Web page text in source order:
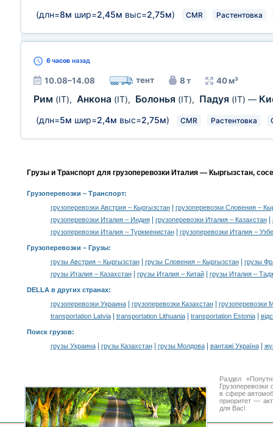
(длн=8м шир=2,45м выс=2,75м) CMR Растентовка
6 часов назад
10.08–14.08 тент 8 т 40 м³
Рим (IT), Анкона (IT), Болонья (IT), Падуя (IT) —
(длн=5м шир=2,4м выс=2,75м) CMR Растентовка
Грузы и Транспорт для грузоперевозки Италия — Кыргызстан,
Грузоперевозки – Транспорт:
грузоперевозки Австрия – Кыргызстан|
грузоперевозки Словения –
грузоперевозки Италия – Индия| грузоперевозки Италия – Казахстан|
грузоперевозки Италия – Туркменистан| грузоперевозки Италия –
Грузоперевозки – Грузы:
грузы Австрия – Кыргызстан| грузы Словения – Кыргызстан|
грузы
грузы Италия – Казахстан| грузы Италия – Китай| грузы Италия –
DELLA в других странах:
грузоперевозки Украина| грузоперевозки Казахстан|
грузоперевозки
transportation Latvia| transportation Lithuania| transportation Estonia|
Поиск грузов:
грузы Украина| грузы Казахстан| грузы Молдова| вантажі Україна|
Раздел
в сфере
приоритет —
для Вас!